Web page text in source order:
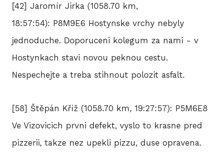
[42] Jaromír Jirka (1058.70 km,
18:57:54): P8M9E6 Hostynske vrchy nebyly
jednoduche. Doporuceni kolegum za nami - v
Hostynkach stavi novou peknou cestu.
Nespechejte a treba stihnout polozit asfalt.
[58] Štěpán Kříž (1058.70 km, 19:27:57): P5M6E8
Ve Vizovicich prvni defekt, vyslo to krasne pred
pizzerii, takze nez upekli pizzu, duse opravena.